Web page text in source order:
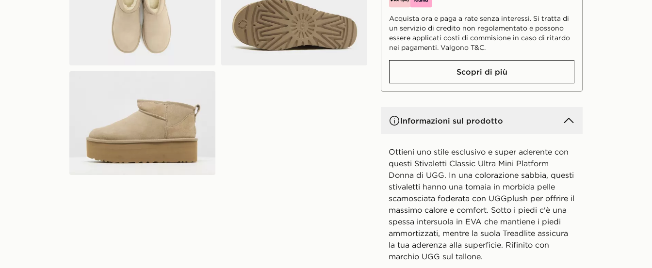
Acquista ora e paga a rate senza interessi. Si tratta di
un servizio di credito non regolamentato e possono
essere applicati costi di commisione in caso di ritardo
nei pagamenti. Valgono T&C.
Scopri di più
Informazioni sul prodotto
Ottieni uno stile esclusivo e super aderente con
questi Stivaletti Classic Ultra Mini Platform
Donna di UGG. In una colorazione sabbia, questi
stivaletti hanno una tomaia in morbida pelle
scamosciata foderata con UGGplush per offrire il
massimo calore e comfort. Sotto i piedi c'è una
spessa intersuola in EVA che mantiene i piedi
ammortizzati, mentre la suola Treadlite assicura
la tua aderenza alla superficie. Rifinito con
marchio UGG sul tallone.